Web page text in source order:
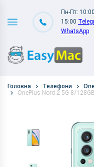
Пн-Пт:
15:00
WhatsApp
Головна Телефони
OnePlus Nord 2 5G 8/